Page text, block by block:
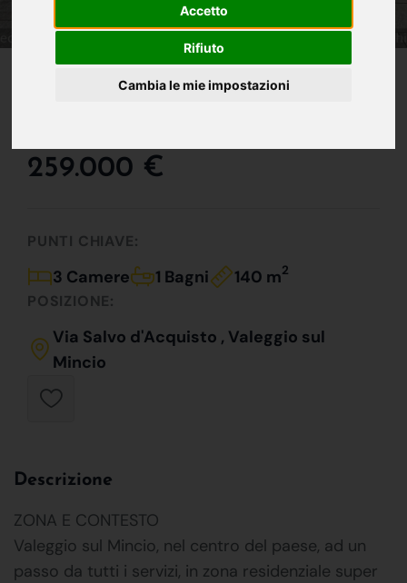
Accetto
Rifiuto
Cambia le mie impostazioni
IN VENDITA
Ampio Appartamento
259.000 €
PUNTI CHIAVE:
3 Camere 1 Bagni 140 m2
POSIZIONE:
Via Salvo d'Acquisto , Valeggio sul
Mincio
Descrizione
ZONA E CONTESTO
Valeggio sul Mincio, nel centro del paese, ad un
passo da tutti i servizi, in zona residenziale super